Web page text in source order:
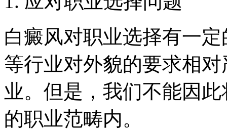
白癜风对职业选择有一
等行业对外貌的要求相
业。但是，我们不能因
的职业范畴内。